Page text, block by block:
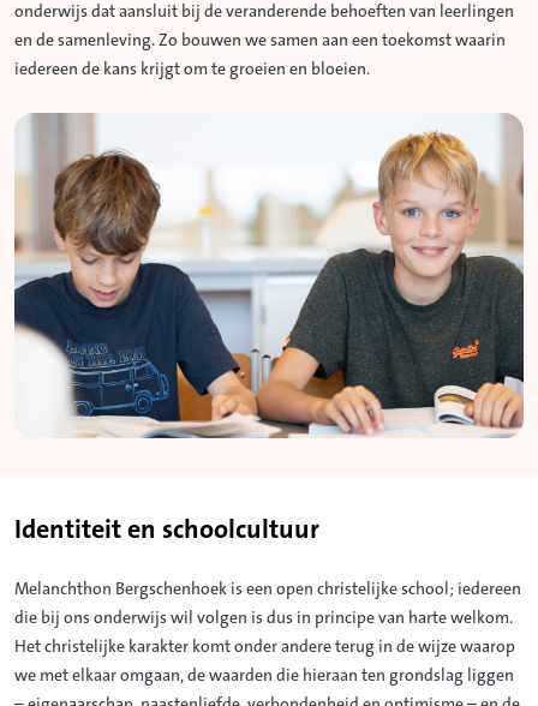
onderwijs dat aansluit bij de veranderende behoeften van leerlingen
en de samenleving. Zo bouwen we samen aan een toekomst waarin
iedereen de kans krijgt om te groeien en bloeien.
Identiteit en schoolcultuur
Melanchthon Bergschenhoek is een open christelijke school; iedereen
die bij ons onderwijs wil volgen is dus in principe van harte welkom.
Het christelijke karakter komt onder andere terug in de wijze waarop
we met elkaar omgaan, de waarden die hieraan ten grondslag liggen